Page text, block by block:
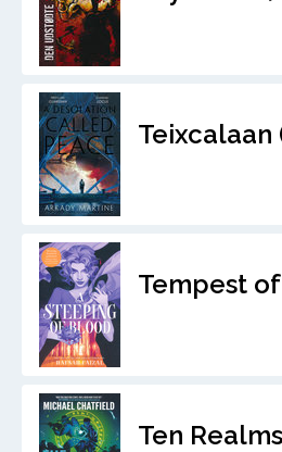
Teixcalaan
Tempest of
Ten